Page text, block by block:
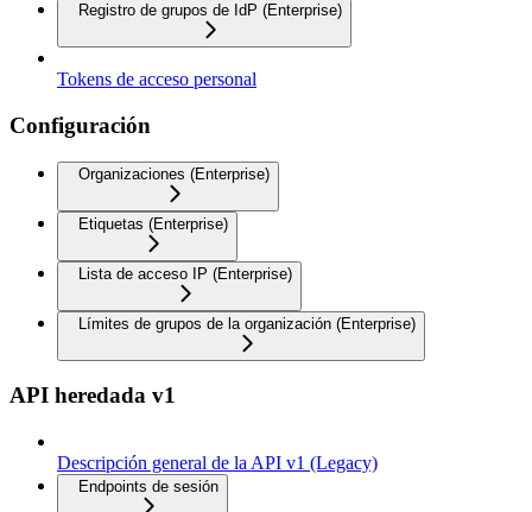
Registro de grupos de IdP (Enterprise)
Tokens de acceso personal
Configuración
Organizaciones (Enterprise)
Etiquetas (Enterprise)
Lista de acceso IP (Enterprise)
Límites de grupos de la organización (Enterprise)
API heredada v1
Descripción general de la API v1 (Legacy)
Endpoints de sesión